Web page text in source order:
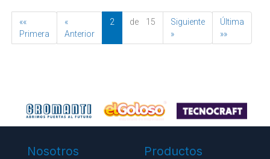
««
Primera
«
Anterior
2 de 15
Siguiente
»
Última
»»
Nosotros Productos